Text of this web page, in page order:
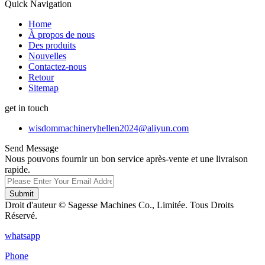
Quick Navigation
Home
À propos de nous
Des produits
Nouvelles
Contactez-nous
Retour
Sitemap
get in touch
wisdommachineryhellen2024@aliyun.com
Send Message
Nous pouvons fournir un bon service après-vente et une livraison
rapide.
Submit
Droit d'auteur © Sagesse Machines Co., Limitée. Tous Droits
Réservé.
whatsapp
Phone